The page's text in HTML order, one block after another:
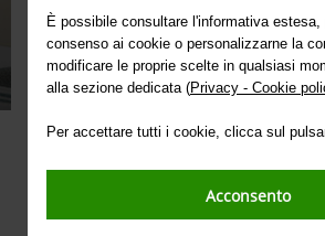
È possibile consultare l'informativa estesa,
consenso ai cookie o personalizzarne la
modificare le proprie scelte in qualsiasi
alla sezione dedicata (Privacy - Cookie
Per accettare tutti i cookie, clicca sul
Acconsento
Per te che hai Valore
Costruisci il tuo Portafoglio scegliendo
Class e definisci insieme al tuo
adatta alle tue
SCOPRI VALORE